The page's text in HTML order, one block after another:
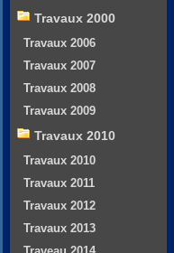
Travaux 2000
Travaux 2006
Travaux 2007
Travaux 2008
Travaux 2009
Travaux 2010
Travaux 2010
Travaux 2011
Travaux 2012
Travaux 2013